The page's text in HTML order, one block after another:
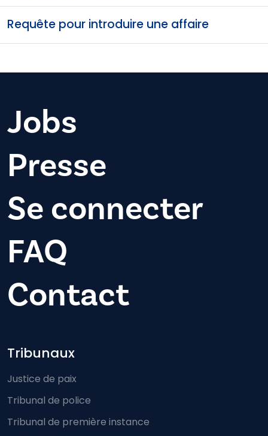
Requête pour introduire une affaire
Jobs
Presse
Se connecter
FAQ
Contact
Footer-menu
Tribunaux
Justice de paix
Tribunal de police
Tribunal de première instance